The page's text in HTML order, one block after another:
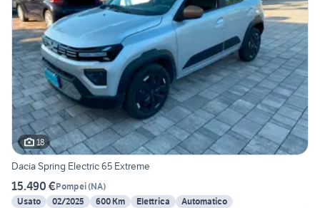
18
Dacia Spring Electric 65 Extreme
15.490 €Pompei(NA)
Usato
02/2025 600 Km Elettrica
Automatico